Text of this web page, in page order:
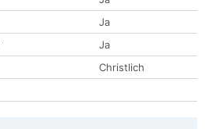
Ja
Ja
Christlich